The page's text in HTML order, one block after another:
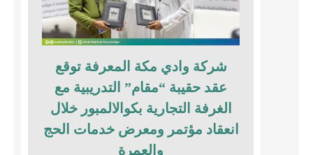
شركة وادي مكة المعرفة توقع
عقد حقيبة “مقام” التدريبية مع
الغرفة التجارية بكوالالمبور خلال
انعقاد مؤتمر ومعرض خدمات الحج
والعمرة